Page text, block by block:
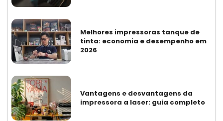
Melhores impressoras tanque de
tinta: economia e desempenho em
2026
Vantagens e desvantagens da
impressora a laser: guia completo